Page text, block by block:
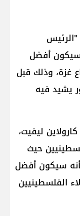
سيكون أفضل
غزة، وذلك قبل
يشيد فيه
ليفيت،
حيث
سيكون أفضل
الفلسطينيين